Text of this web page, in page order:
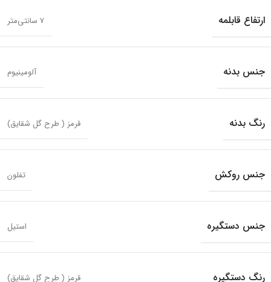
ارتفاع قابلمه 7 سانتی‌متر
جنس بدنه آلومینیوم
رنگ بدنه قرمز ( طرح گل شقایق)
جنس روکش تفلون
جنس دستگیره استیل
رنگ دستگیره قرمز ( طرح گل شقایق)